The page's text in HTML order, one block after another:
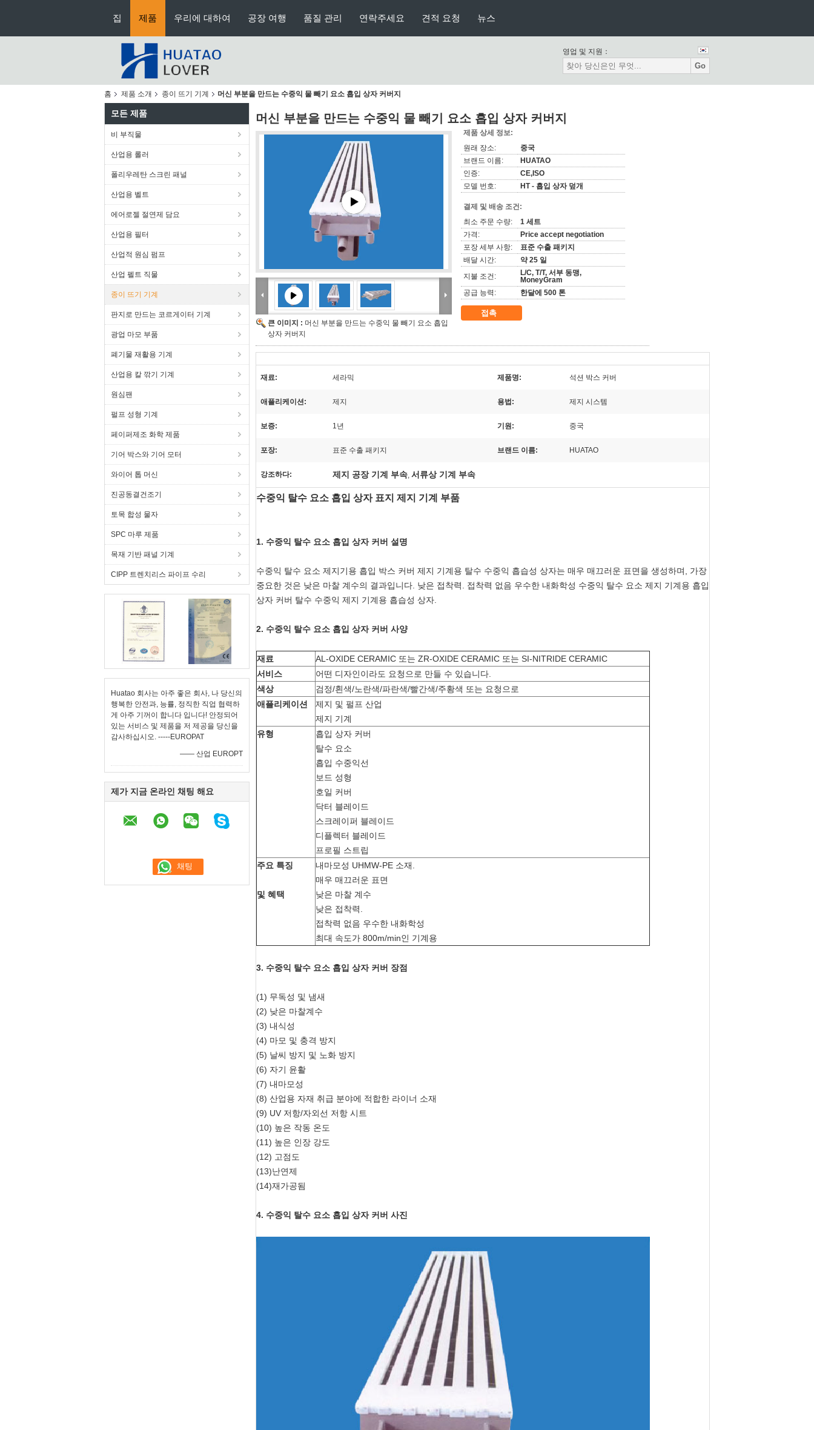
집 제품 우리에 대하여 공장 여행 품질 관리 연락주세요 견적 요청 뉴스
영업 및 지원：
Go
홈 제품 소개 종이 뜨기 기계 머신 부분을 만드는 수중익 물 빼기 요소 흡입 상자 커버지
모든 제품
비 부직물
산업용 롤러
폴리우레탄 스크린 패널
산업용 벨트
에어로젤 절연제 담요
산업용 필터
산업적 원심 펌프
산업 펠트 직물
종이 뜨기 기계
판지로 만드는 코르게이터 기계
광업 마모 부품
폐기물 재활용 기계
산업용 칼 깎기 기계
원심팬
펄프 성형 기계
페이퍼제조 화학 제품
기어 박스와 기어 모터
와이어 톱 머신
진공동결건조기
토목 합성 물자
SPC 마루 제품
목재 기반 패널 기계
CIPP 트렌치리스 파이프 수리
Huatao 회사는 아주 좋은 회사, 나 당신의
행복한 안전과, 능률, 정직한 직업 협력하
게 아주 기꺼이 합니다 입니다! 안정되어
있는 서비스 및 제품을 저 제공을 당신을
감사하십시오. -----EUROPAT
—— 산업 EUROPT
제가 지금 온라인 채팅 해요
머신 부분을 만드는 수중익 물 빼기 요소 흡입 상자 커버지
큰 이미지 : 머신 부분을 만드는 수중익 물 빼기 요소 흡입
상자 커버지
제품 상세 정보:
원래 장소:
중국
브랜드 이름:
HUATAO
인증:
CE,ISO
모델 번호:
HT - 흡입 상자 덮개
결제 및 배송 조건:
최소 주문 수량:
1 세트
가격:
Price accept negotiation
포장 세부 사항:
표준 수출 패키지
배달 시간:
약 25 일
지불 조건:
L/C, T/T, 서부 동맹,
MoneyGram
공급 능력:
한달에 500 톤
접촉
재료: 세라믹 제품명: 석션 박스 커버
애플리케이션: 제지 용법: 제지 시스템
보증: 1년 기원: 중국
포장: 표준 수출 패키지 브랜드 이름: HUATAO
강조하다: 제지 공장 기계 부속, 서류상 기계 부속
수중익 탈수 요소 흡입 상자 표지 제지 기계 부품
1. 수중익 탈수 요소 흡입 상자 커버 설명
수중익 탈수 요소 제지기용 흡입 박스 커버 제지 기계용 탈수 수중익 흡습성 상자는 매우 매끄러운 표면을 생성하며, 가장
중요한 것은 낮은 마찰 계수의 결과입니다. 낮은 접착력. 접착력 없음 우수한 내화학성 수중익 탈수 요소 제지 기계용 흡입
상자 커버 탈수 수중익 제지 기계용 흡습성 상자.
2. 수중익 탈수 요소 흡입 상자 커버 사양
재료
AL-OXIDE CERAMIC 또는 ZR-OXIDE CERAMIC 또는 SI-NITRIDE CERAMIC
서비스
어떤 디자인이라도 요청으로 만들 수 있습니다.
색상
검정/흰색/노란색/파란색/빨간색/주황색 또는 요청으로
애플리케이션
제지 및 펄프 산업
제지 기계
유형
흡입 상자 커버
탈수 요소
흡입 수중익선
보드 성형
호일 커버
닥터 블레이드
스크레이퍼 블레이드
디플렉터 블레이드
프로필 스트립
주요 특징
및 혜택
내마모성 UHMW-PE 소재.
매우 매끄러운 표면
낮은 마찰 계수
낮은 접착력.
접착력 없음 우수한 내화학성
최대 속도가 800m/min인 기계용
3. 수중익 탈수 요소 흡입 상자 커버 장점
(1) 무독성 및 냄새
(2) 낮은 마찰계수
(3) 내식성
(4) 마모 및 충격 방지
(5) 날씨 방지 및 노화 방지
(6) 자기 윤활
(7) 내마모성
(8) 산업용 자재 취급 분야에 적합한 라이너 소재
(9) UV 저항/자외선 저항 시트
(10) 높은 작동 온도
(11) 높은 인장 강도
(12) 고점도
(13)난연제
(14)재가공됨
4. 수중익 탈수 요소 흡입 상자 커버 사진